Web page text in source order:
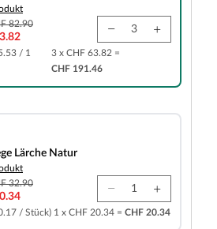
82.90
/ 1
3 x CHF 63.82 =
CHF 191.46
Lärche Natur
32.90
/ Stück) 1 x CHF 20.34 = CHF 20.34